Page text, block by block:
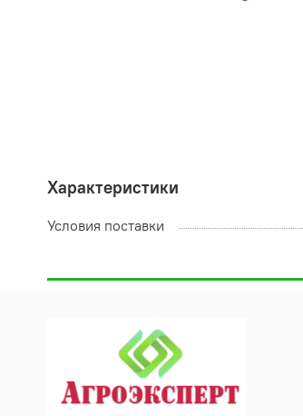
Характеристики
Условия поставки